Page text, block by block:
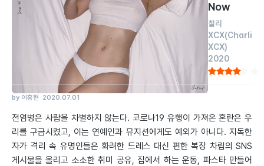
Now
찰리
XCX(Charli
XCX)
2020
by 이홍현 2020.07.01
전염병은 사람을 차별하지 않는다. 코로나19 유행이 가져온 혼란은 우
리를 구금시켰고, 이는 연예인과 뮤지션에게도 예외가 아니다. 지독한
자가 격리 속 유명인들은 화려한 드레스 대신 편한 복장 차림의 SNS
게시물을 올리고 소소한 취미 공유, 집에서 하는 운동, 파스타 만들어